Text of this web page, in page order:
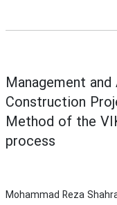
Management
Construction
Method of the
process
Mohammad Reza